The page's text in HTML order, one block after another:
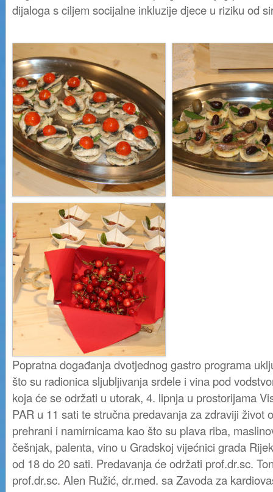
dijaloga s ciljem socijalne inkluzije djece u riziku od
Popratna događanja dvotjednog gastro programa
što su radionica sljubljivanja srdele i vina pod
koja će se održati u utorak, 4. lipnja u prostorijama
PAR u 11 sati te stručna predavanja za zdraviji život
prehrani i namirnicama kao što su plava riba,
češnjak, palenta, vino u Gradskoj vijećnici grada
od 18 do 20 sati. Predavanja će održati prof.dr.sc.
prof.dr.sc. Alen Ružić, dr.med. sa Zavoda za